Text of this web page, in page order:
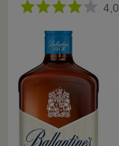
4,0